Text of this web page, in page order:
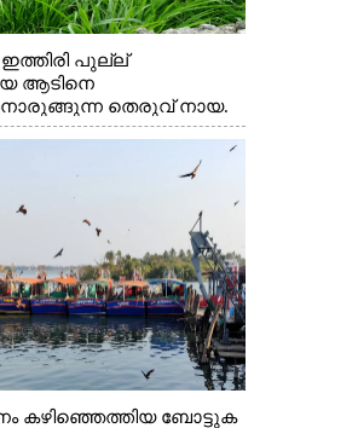
ഇത്തിരി പുല്ല്
ആടിനെ
തെരുവ് നായ.
നിന്നുള്ള
കഴിഞ്ഞെത്തിയ ബോട്ടുക